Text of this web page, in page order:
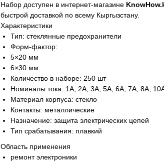
Набор доступен в интернет-магазине
быстрой доставкой по всему Кыргызстану.
Характеристики
Тип: стеклянные предохранители
Форм-фактор:
5×20 мм
6×30 мм
Количество в наборе: 250 шт
Номиналы тока: 1A, 2A, 3A, 5A, 6A, 7A, 8A,
Материал корпуса: стекло
Контакты: металлические
Назначение: защита электрических цепей
Тип срабатывания: плавкий
Область применения
ремонт электроники